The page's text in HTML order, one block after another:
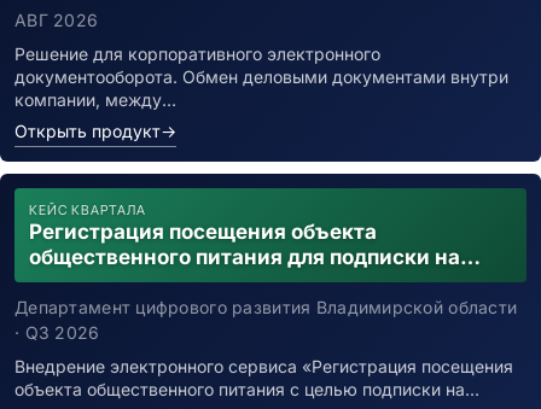
АВГ 2026
Решение для корпоративного электронного
документооборота. Обмен деловыми документами внутри
компании, между…
Открыть продукт→
КЕЙС КВАРТАЛА
Регистрация посещения объекта
общественного питания для подписки на
уведомления о возможном контакте с
заболевшим новой коронавирусной
инфекцией
Департамент цифрового развития Владимирской области
· Q3 2026
Внедрение электронного сервиса «Регистрация посещения
объекта общественного питания с целью подписки на…